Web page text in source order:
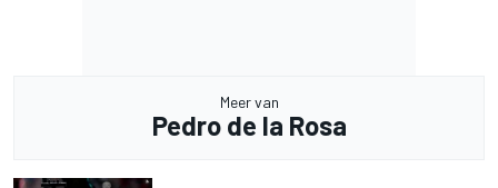
Meer van
Pedro de la Rosa